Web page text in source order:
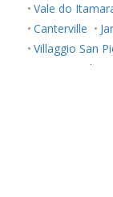
Paulínia/SP
Serra Negra/SP
Ubatuba/SP
Vale do
Canterville
Villaggio San
Green
Jardim Santo
Loteamento